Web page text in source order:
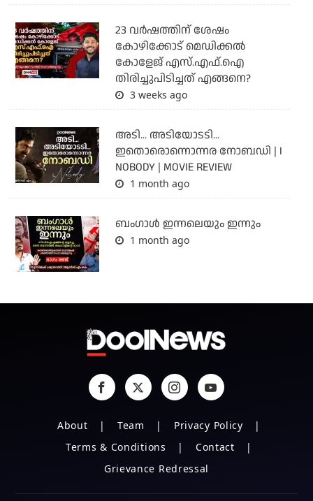
23 വർഷത്തിന് ശേഷം
കോഴിക്കോട് മെഡിക്കൽ
കോളേജ് എസ്.എഫ്.ഐ
തിരിച്ചുപിടിച്ചത് എങ്ങനെ?
3 weeks ago
അടി... അടിയോടടി...
ഇതൊരൊന്നൊന്നര നോബഡി | I
NOBODY | MOVIE REVIEW
1 month ago
ബംഗാള്‍ ഇന്നലെയും ഇന്നും
1 month ago
About Team
Privacy Policy
Terms & Conditions
Contact
Grievance Redressal